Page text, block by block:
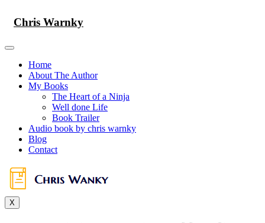
content
Chris Warnky
Home
About The Author
My Books
The Heart of a Ninja
Well done Life
Book Trailer
Audio book by chris warnky
Blog
Contact
X